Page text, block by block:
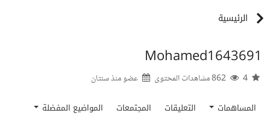
الرئيسية
Mohamed1643691
عضو منذسنتان
المساهمات التعليقات المجتمعات المواضيع المفضلة